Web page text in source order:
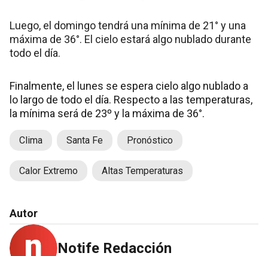
Luego, el domingo tendrá una mínima de 21° y una
máxima de 36°. El cielo estará algo nublado durante
todo el día.
Finalmente, el lunes se espera cielo algo nublado a
lo largo de todo el día. Respecto a las temperaturas,
la mínima será de 23º y la máxima de 36°.
Clima Santa Fe Pronóstico
Calor Extremo Altas Temperaturas
Autor
Notife Redacción